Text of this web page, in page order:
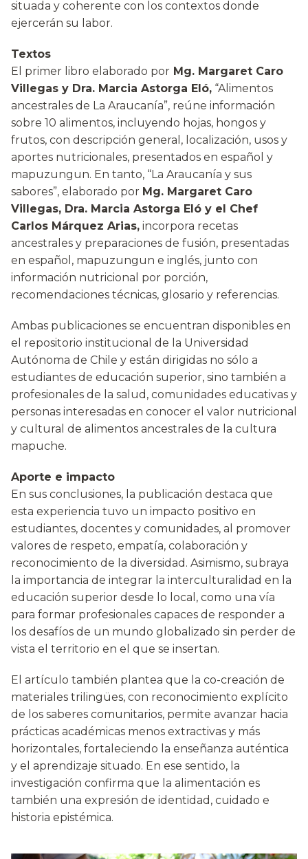
situada y coherente con los contextos donde
ejercerán su labor.
Textos
El primer libro elaborado por Mg. Margaret Caro
Villegas y Dra. Marcia Astorga Eló, “Alimentos
ancestrales de La Araucanía”, reúne información
sobre 10 alimentos, incluyendo hojas, hongos y
frutos, con descripción general, localización, usos y
aportes nutricionales, presentados en español y
mapuzungun. En tanto, “La Araucanía y sus
sabores”, elaborado por Mg. Margaret Caro
Villegas, Dra. Marcia Astorga Eló y el Chef
Carlos Márquez Arias, incorpora recetas
ancestrales y preparaciones de fusión, presentadas
en español, mapuzungun e inglés, junto con
información nutricional por porción,
recomendaciones técnicas, glosario y referencias.
Ambas publicaciones se encuentran disponibles en
el repositorio institucional de la Universidad
Autónoma de Chile y están dirigidas no sólo a
estudiantes de educación superior, sino también a
profesionales de la salud, comunidades educativas y
personas interesadas en conocer el valor nutricional
y cultural de alimentos ancestrales de la cultura
mapuche.
Aporte e impacto
En sus conclusiones, la publicación destaca que
esta experiencia tuvo un impacto positivo en
estudiantes, docentes y comunidades, al promover
valores de respeto, empatía, colaboración y
reconocimiento de la diversidad. Asimismo, subraya
la importancia de integrar la interculturalidad en la
educación superior desde lo local, como una vía
para formar profesionales capaces de responder a
los desafíos de un mundo globalizado sin perder de
vista el territorio en el que se insertan.
El artículo también plantea que la co-creación de
materiales trilingües, con reconocimiento explícito
de los saberes comunitarios, permite avanzar hacia
prácticas académicas menos extractivas y más
horizontales, fortaleciendo la enseñanza auténtica
y el aprendizaje situado. En ese sentido, la
investigación confirma que la alimentación es
también una expresión de identidad, cuidado e
historia epistémica.